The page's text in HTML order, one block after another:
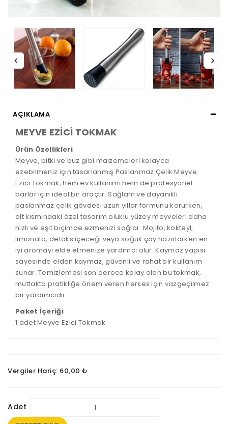
AÇIKLAMA
MEYVE EZİCİ TOKMAK
Ürün Özellikleri
Meyve, bitki ve buz gibi malzemeleri kolayca
ezebilmeniz için tasarlanmış Paslanmaz Çelik Meyve
Ezici Tokmak, hem ev kullanımı hem de profesyonel
barlar için ideal bir araçtır. Sağlam ve dayanıklı
paslanmaz çelik gövdesi uzun yıllar formunu korurken,
alt kısmındaki özel tasarım oluklu yüzey meyveleri daha
hızlı ve eşit biçimde ezmenizi sağlar. Mojito, kokteyl,
limonata, detoks içeceği veya soğuk çay hazırlarken en
iyi aromayı elde etmenize yardımcı olur. Kaymaz yapısı
sayesinde elden kaymaz, güvenli ve rahat bir kullanım
sunar. Temizlemesi son derece kolay olan bu tokmak,
mutfakta pratikliğe önem veren herkes için vazgeçilmez
bir yardımcıdır.
Paket İçeriği
1 adet Meyve Ezici Tokmak
Vergiler Hariç: 60,00 ₺
Adet